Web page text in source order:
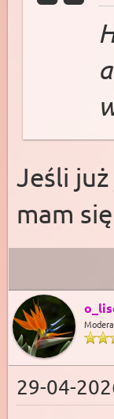
Jeśli
mam
29-04-